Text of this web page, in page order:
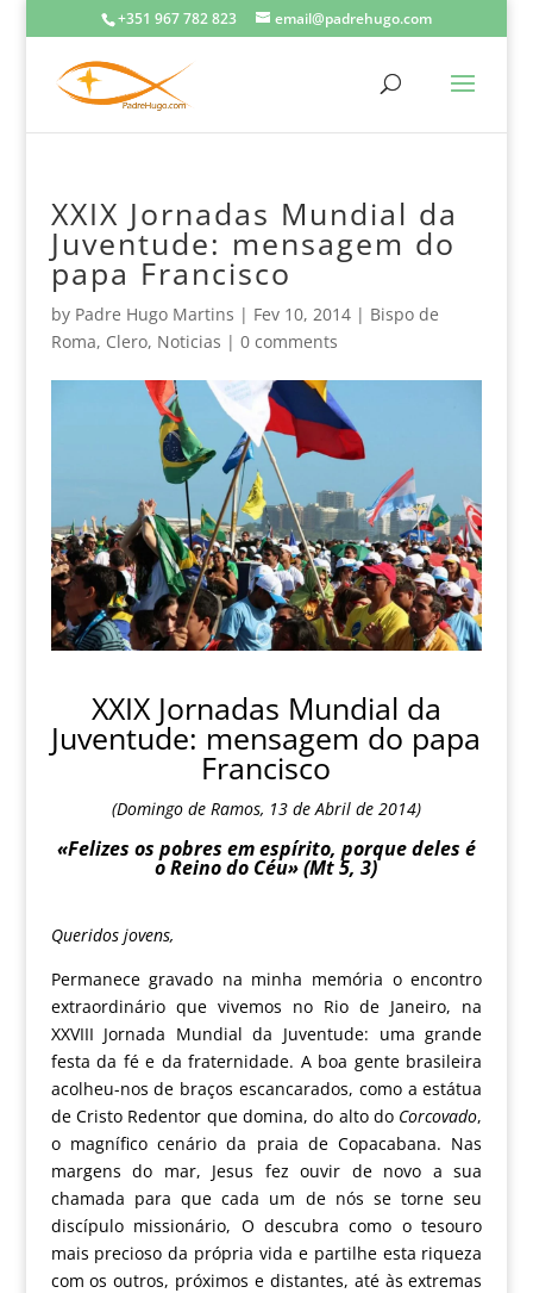
+351 967 782 823 email@padrehugo.com
XXIX Jornadas Mundial da
Juventude: mensagem do
papa Francisco
by Padre Hugo Martins | Fev 10, 2014| Bispo de
Roma, Clero, Noticias | 0 comments
XXIX Jornadas Mundial da
Juventude: mensagem do papa
Francisco
(Domingo de Ramos, 13 de Abril de 2014)
«Felizes os pobres em espírito, porque deles é
o Reino do Céu» (Mt 5, 3)
Queridos jovens,
Permanece gravado na minha memória o encontro
extraordinário que vivemos no Rio de Janeiro, na
XXVIII Jornada Mundial da Juventude: uma grande
festa da fé e da fraternidade. A boa gente brasileira
acolheu-nos de braços escancarados, como a estátua
de Cristo Redentor que domina, do alto do Corcovado,
o magnífico cenário da praia de Copacabana. Nas
margens do mar, Jesus fez ouvir de novo a sua
chamada para que cada um de nós se torne seu
discípulo missionário, O descubra como o tesouro
mais precioso da própria vida e partilhe esta riqueza
com os outros, próximos e distantes, até às extremas